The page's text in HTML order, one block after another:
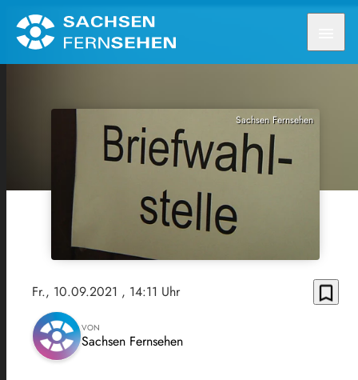
Sachsen Fernsehen
Fr., 10.09.2021 , 14:11 Uhr bookmark_border
VON
Sachsen Fernsehen